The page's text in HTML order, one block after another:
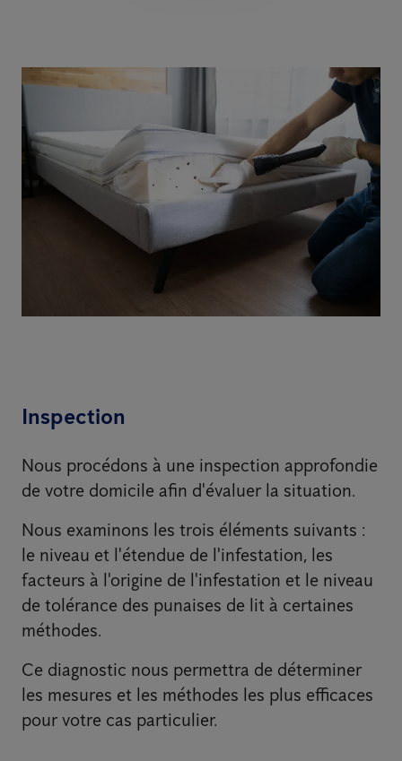
Inspection
Nous procédons à une inspection approfondie
de votre domicile afin d'évaluer la situation.
Nous examinons les trois éléments suivants :
le niveau et l'étendue de l'infestation, les
facteurs à l'origine de l'infestation et le niveau
de tolérance des punaises de lit à certaines
méthodes.
Ce diagnostic nous permettra de déterminer
les mesures et les méthodes les plus efficaces
pour votre cas particulier.